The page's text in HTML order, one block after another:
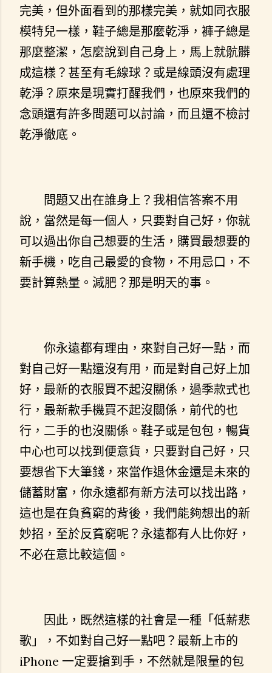
完美，但外面看到的那樣完美，就如同衣服
模特兒一樣，鞋子總是那麼乾淨，褲子總是
那麼整潔，怎麼說到自己身上，馬上就骯髒
成這樣？甚至有毛線球？或是線頭沒有處理
乾淨？原來是現實打醒我們，也原來我們的
念頭還有許多問題可以討論，而且還不檢討
乾淨徹底。
問題又出在誰身上？我相信答案不用
說，當然是每一個人，只要對自己好，你就
可以過出你自己想要的生活，購買最想要的
新手機，吃自己最愛的食物，不用忌口，不
要計算熱量。減肥？那是明天的事。
你永遠都有理由，來對自己好一點，而
對自己好一點還沒有用，而是對自己好上加
好，最新的衣服買不起沒關係，過季款式也
行，最新款手機買不起沒關係，前代的也
行，二手的也沒關係。鞋子或是包包，暢貨
中心也可以找到便意貨，只要對自己好，只
要想省下大筆錢，來當作退休金還是未來的
儲蓄財富，你永遠都有新方法可以找出路，
這也是在負貧窮的背後，我們能夠想出的新
妙招，至於反貧窮呢？永遠都有人比你好，
不必在意比較這個。
因此，既然這樣的社會是一種「低薪悲
歌」，不如對自己好一點吧？最新上市的
iPhone 一定要搶到手，不然就是限量的包